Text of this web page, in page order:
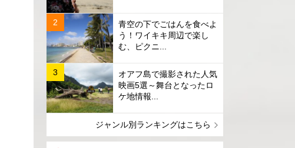
青空の下でごはんを食べよ
う！ワイキキ周辺で楽し
む、ピクニ...
オアフ島で撮影された人気
映画5選～舞台となったロ
ケ地情報...
ジャンル別ランキングはこちら